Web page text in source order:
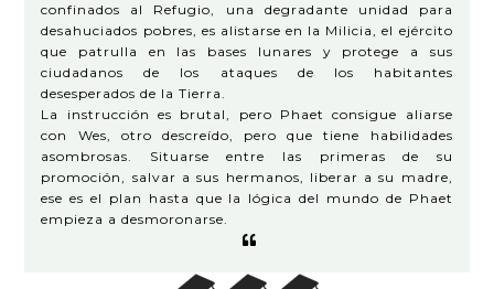
confinados al Refugio, una degradante unidad para
desahuciados pobres, es alistarse en la Milicia, el ejército
que patrulla en las bases lunares y protege a sus
ciudadanos de los ataques de los habitantes
desesperados de la Tierra.
La instrucción es brutal, pero Phaet consigue aliarse
con Wes, otro descreído, pero que tiene habilidades
asombrosas. Situarse entre las primeras de su
promoción, salvar a sus hermanos, liberar a su madre,
ese es el plan hasta que la lógica del mundo de Phaet
empieza a desmoronarse.